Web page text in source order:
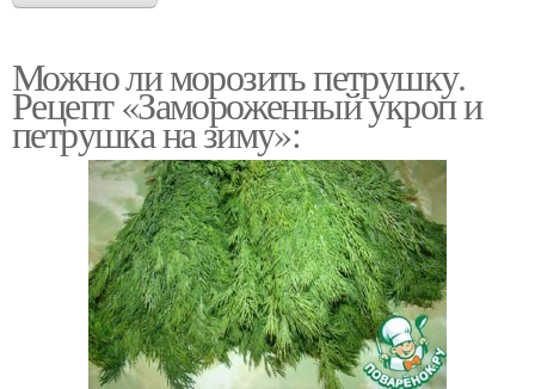
Можно ли морозить петрушку.
Рецепт «Замороженный укроп и
петрушка на зиму»: